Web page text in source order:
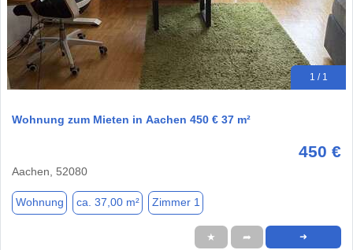
1 / 1
Wohnung zum Mieten in Aachen 450 € 37 m²
450 €
Aachen, 52080
Wohnung ca. 37,00 m² Zimmer 1
★ ➦ ➜